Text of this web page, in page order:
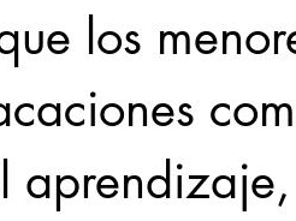
31abr
los